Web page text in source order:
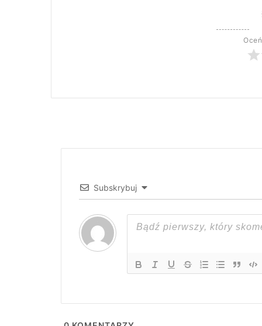
Subskrybuj